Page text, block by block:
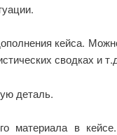
кейса.
сводках и
деталь.
материала в